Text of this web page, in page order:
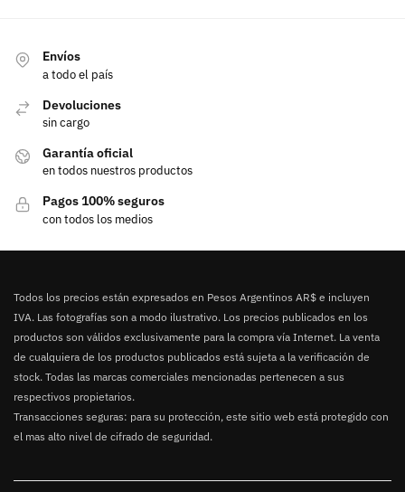
Envíos
a todo el país
Devoluciones
sin cargo
Garantía oficial
en todos nuestros productos
Pagos 100% seguros
con todos los medios
Todos los precios están expresados en Pesos Argentinos AR$ e incluyen
IVA. Las fotografías son a modo ilustrativo. Los precios publicados en los
productos son válidos exclusivamente para la compra vía Internet. La venta
de cualquiera de los productos publicados está sujeta a la verificación de
stock. Todas las marcas comerciales mencionadas pertenecen a sus
respectivos propietarios.
Transacciones seguras: para su protección, este sitio web está protegido con
el mas alto nivel de cifrado de seguridad.